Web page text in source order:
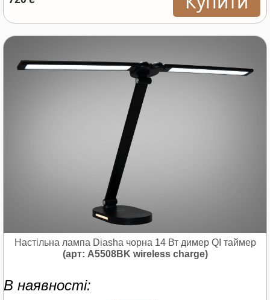
Настільна лампа Diasha чорна 14 Вт димер QI таймер
(арт: A5508BK wireless charge)
В наявності: